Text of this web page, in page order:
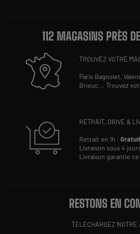
112 MAGASINS PRÈS
TROUVEZ VOTRE
Paris Bagnolet,
Brieuc...Trouvez
RETRAIT, DRIVE &
Retrait en 1h :
Livraison sous 4
Livraison garantie
RESTONS EN
TÉLÉCHARGEZ NOTRE